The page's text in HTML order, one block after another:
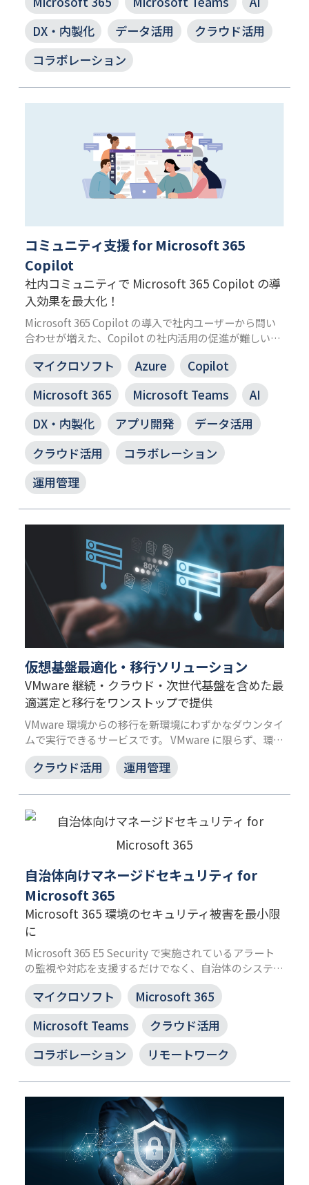
DX・内製化
データ活用
クラウド活用
コラボレーション
コミュニティ支援 for Microsoft 365
Copilot
社内コミュニティで Microsoft 365 Copilot の導
入効果を最大化！
Microsoft 365 Copilot の導入で社内ユーザーから問い
合わせが増えた、Copilot の社内活用の促進が難しい、
といった課題をお持ちのお客さまを JBS の専門チーム
がユーザーの利活用を支援します。ユーザーに自発的な
課題解決を促すことで、組織全体の生産性向上へとつな
げます。
マイクロソフト Azure
Copilot
Microsoft 365
Microsoft Teams
AI
DX・内製化
アプリ開発
データ活用
クラウド活用
コラボレーション
運用管理
仮想基盤最適化・移行ソリューション
VMware 継続・クラウド・次世代基盤を含めた最
適選定と移行をワンストップで提供
VMware 環境からの移行を新環境にわずかなダウンタイ
ムで実行できるサービスです。 VMware に限らず、環境
を問わず移行が可能で、バックアップ環境としても活用
できるなど、コストを最適化できます。
クラウド活用 運用管理
自治体向けマネージドセキュリティ for
Microsoft 365
Microsoft 365 環境のセキュリティ被害を最小限
に
Microsoft 365 E5 Security で実施されているアラート
の監視や対応を支援するだけでなく、自治体のシステム
環境に対する攻撃傾向を踏まえた対策の見直し提案な
ど、全体的に自治体の皆さまを支援することで、サイバ
ー攻撃に関連するさまざまな問題を解消します。
マイクロソフト
Microsoft 365
Microsoft Teams
クラウド活用
コラボレーション
リモートワーク